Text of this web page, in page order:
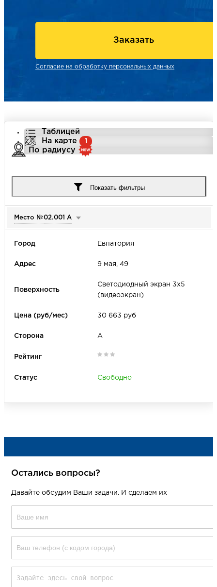
Заказать
Согласие на обработку персональных данных
Таблицей
На карте
1
По радиусу
Улица
Цена (руб/мес)
Только товары с акцией
Показать фильтры
Место №02.001 А
Евпатория
9 мая, 49
Светодиодный экран 3х5
(видеоэкран)
30 663 руб
А
Свободно
Остались вопросы?
Давайте обсудим Ваши задачи. И сделаем их